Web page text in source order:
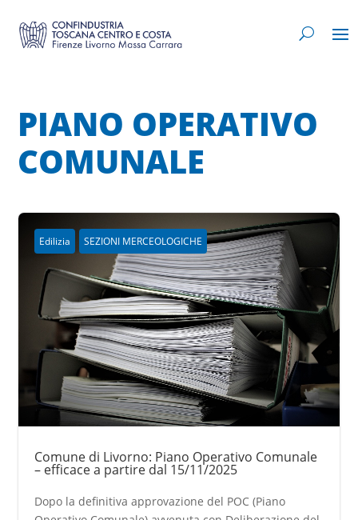
PIANO OPERATIVO
COMUNALE
Edilizia SEZIONI MERCEOLOGICHE
Comune di Livorno: Piano Operativo Comunale
– efficace a partire dal 15/11/2025
Dopo la definitiva approvazione del POC (Piano